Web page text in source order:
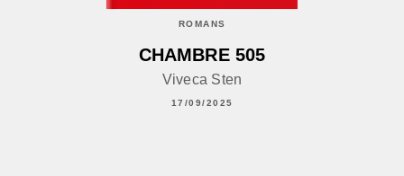
ROMANS
CHAMBRE 505
Viveca Sten
17/09/2025